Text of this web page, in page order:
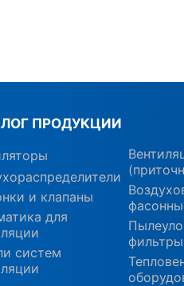
ПРОДУКЦИИ
и клапаны
для
систем
фильтры